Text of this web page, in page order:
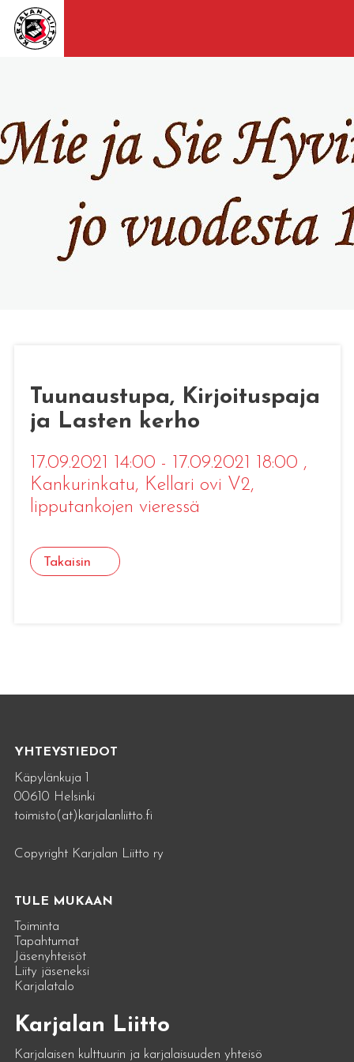
Tuunaustupa, Kirjoituspaja
ja Lasten kerho
17.09.2021 14:00 - 17.09.2021 18:00 ,
Kankurinkatu, Kellari ovi V2,
lipputankojen vieressä
Takaisin
YHTEYSTIEDOT
Käpylänkuja 1
00610 Helsinki
toimisto(at)karjalanliitto.fi
Copyright Karjalan Liitto ry
TULE MUKAAN
Toiminta
Tapahtumat
Jäsenyhteisöt
Liity jäseneksi
Karjalatalo
Karjalan Liitto
Karjalaisen kulttuurin ja karjalaisuuden yhteisö